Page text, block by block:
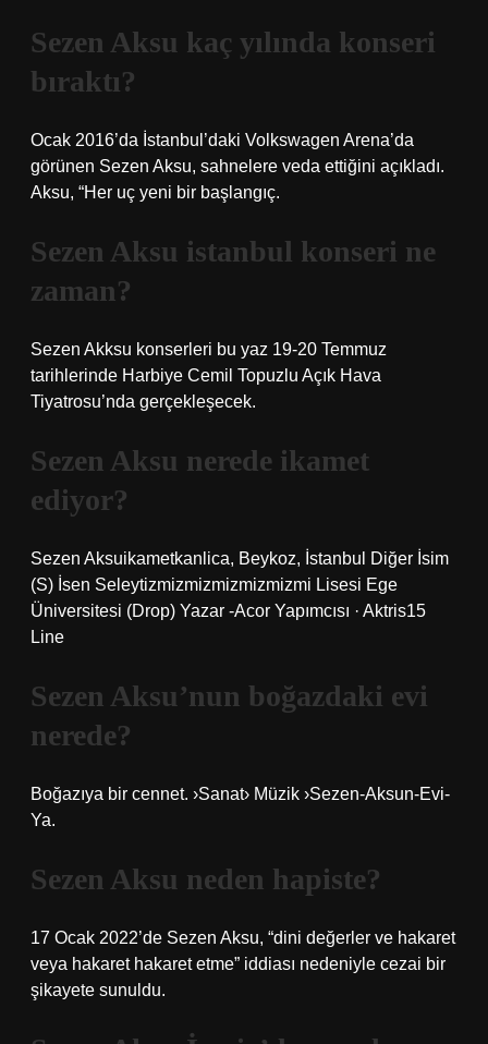
Sezen Aksu kaç yılında konseri
bıraktı?
Ocak 2016’da İstanbul’daki Volkswagen Arena’da
görünen Sezen Aksu, sahnelere veda ettiğini açıkladı.
Aksu, “Her uç yeni bir başlangıç.
Sezen Aksu istanbul konseri ne
zaman?
Sezen Akksu konserleri bu yaz 19-20 Temmuz
tarihlerinde Harbiye Cemil Topuzlu Açık Hava
Tiyatrosu’nda gerçekleşecek.
Sezen Aksu nerede ikamet
ediyor?
Sezen Aksuikametkanlica, Beykoz, İstanbul Diğer İsim
(S) İsen Seleytizmizmizmizmizmizmi Lisesi Ege
Üniversitesi (Drop) Yazar -Acor Yapımcısı · Aktris15
Line
Sezen Aksu’nun boğazdaki evi
nerede?
Boğazıya bir cennet. ›Sanat› Müzik ›Sezen-Aksun-Evi-
Ya.
Sezen Aksu neden hapiste?
17 Ocak 2022’de Sezen Aksu, “dini değerler ve hakaret
veya hakaret hakaret etme” iddiası nedeniyle cezai bir
şikayete sunuldu.